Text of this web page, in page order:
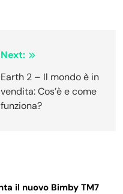
Next:
Earth 2 – Il mondo è in
vendita: Cos’è e come
funziona?
il nuovo Bimby TM7